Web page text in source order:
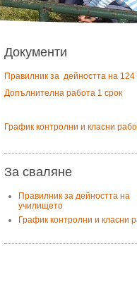
Документи
Правилник за дейността на
Допълнителна работа 1 срок
График контролни и класни
За сваляне
Правилник за дейността на
училището
График контролни и класни